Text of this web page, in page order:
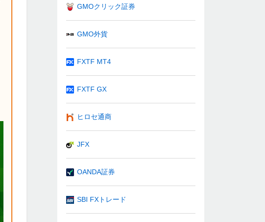
GMOクリック証券
GMO外貨
FXTF MT4
FXTF GX
ヒロセ通商
JFX
OANDA証券
SBI FXトレード